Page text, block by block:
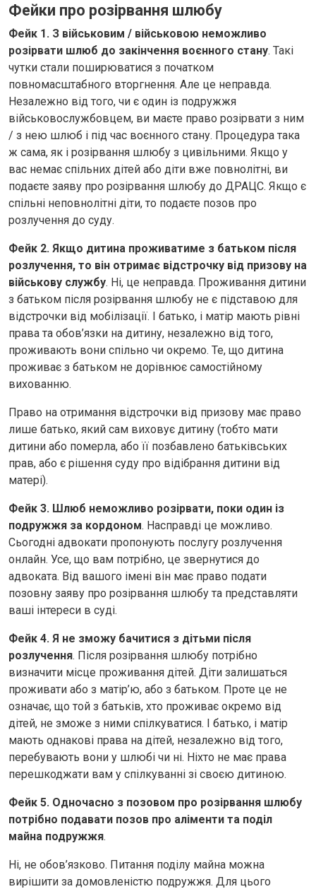
Фейки про розірвання шлюбу
Фейк 1. З військовим / військовою неможливо
розірвати шлюб до закінчення воєнного стану. Такі
чутки стали поширюватися з початком
повномасштабного вторгнення. Але це неправда.
Незалежно від того, чи є один із подружжя
військовослужбовцем, ви маєте право розірвати з ним
/ з нею шлюб і під час воєнного стану. Процедура така
ж сама, як і розірвання шлюбу з цивільними. Якщо у
вас немає спільних дітей або діти вже повнолітні, ви
подаєте заяву про розірвання шлюбу до ДРАЦС. Якщо є
спільні неповнолітні діти, то подаєте позов про
розлучення до суду.
Фейк 2. Якщо дитина проживатиме з батьком після
розлучення, то він отримає відстрочку від призову на
військову службу. Ні, це неправда. Проживання дитини
з батьком після розірвання шлюбу не є підставою для
відстрочки від мобілізації. І батько, і матір мають рівні
права та обов’язки на дитину, незалежно від того,
проживають вони спільно чи окремо. Те, що дитина
проживає з батьком не дорівнює самостійному
вихованню.
Право на отримання відстрочки від призову має право
лише батько, який сам виховує дитину (тобто мати
дитини або померла, або її позбавлено батьківських
прав, або є рішення суду про відібрання дитини від
матері).
Фейк 3. Шлюб неможливо розірвати, поки один із
подружжя за кордоном. Насправді це можливо.
Сьогодні адвокати пропонують послугу розлучення
онлайн. Усе, що вам потрібно, це звернутися до
адвоката. Від вашого імені він має право подати
позовну заяву про розірвання шлюбу та представляти
ваші інтереси в суді.
Фейк 4. Я не зможу бачитися з дітьми після
розлучення. Після розірвання шлюбу потрібно
визначити місце проживання дітей. Діти залишаться
проживати або з матір’ю, або з батьком. Проте це не
означає, що той з батьків, хто проживає окремо від
дітей, не зможе з ними спілкуватися. І батько, і матір
мають однакові права на дітей, незалежно від того,
перебувають вони у шлюбі чи ні. Ніхто не має права
перешкоджати вам у спілкуванні зі своєю дитиною.
Фейк 5. Одночасно з позовом про розірвання шлюбу
потрібно подавати позов про аліменти та поділ
майна подружжя.
Ні, не обов’язково. Питання поділу майна можна
вирішити за домовленістю подружжя. Для цього